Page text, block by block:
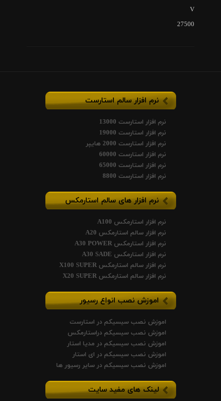
V
27500
نرم افزار سالم استارست
نرم افزار استارست 13000
نرم افزار استارست 19000
نرم افزار استارست 2000 هایپر
نرم افزار استارست 60000
نرم افزار استارست 65000
نرم افزار استارست 8800
نرم افزار های سالم استارمکس
نرم افزار استارمکس A100
نرم افزار سالم استارمکس A20
نرم افزار استارمکس A30 POWER
نرم افزار استارمکس A30 SADE
نرم افزار سالم استارمکس X100 SUPER
نرم افزار سالم استارمکس X20 SUPER
اموزش نصب انواع رسیور
اموزش نصب سیسیکم در استارست
اموزش نصب سیسیکم دراستارمکس
اموزش نصب سیسیکم در مدیا استار
اموزش نصب سیسیکم در ای استار
اموزش نصب سیسیکم در سایر رسیور ها
لینک های مفید سایت